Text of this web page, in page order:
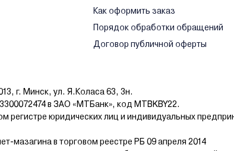
Как оформить заказ
Порядок обработки обращений
Договор публичной оферты
г. Минск, ул. Я.Коласа 63, 3н.
в ЗАО «МТБанк», код MTBKBY22.
регистре юридических лиц и индивидуальных
мазагина в торговом реестре РБ 09 апреля 2014